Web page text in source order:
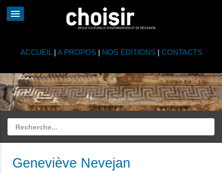
ACCUEIL | A PROPOS| NOS ÉDITIONS| CONTACTS
Geneviève Nevejan